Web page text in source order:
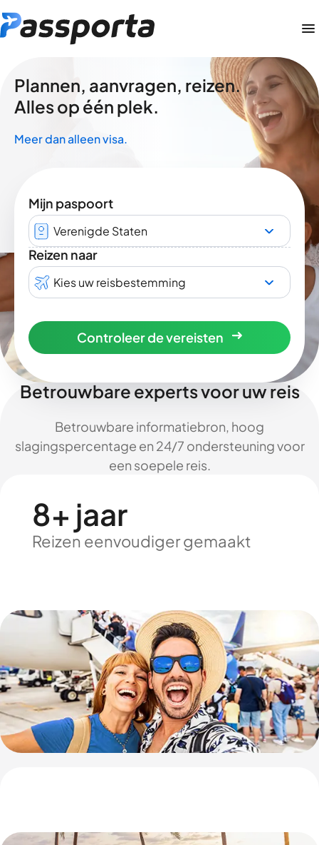
Plannen, aanvragen, reizen.
Alles op één plek.
Meer dan alleen visa.
Mijn paspoort
Verenigde Staten
Reizen naar
Kies uw reisbestemming
Controleer de vereisten
Betrouwbare experts voor uw reis
Betrouwbare informatiebron, hoog
slagingspercentage en 24/7 ondersteuning voor
een soepele reis.
8+ jaar
Reizen eenvoudiger gemaakt